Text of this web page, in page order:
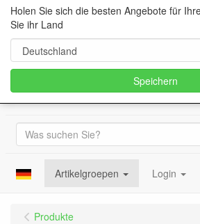
Artikelgroepen Login
Produkte
Holen Sie sich die besten Angebote für
Sie ihr Land
Speichern